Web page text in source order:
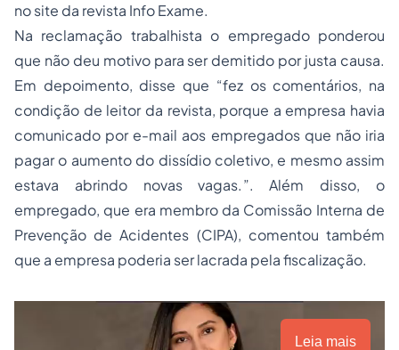
no site da revista Info Exame.
Na reclamação trabalhista o empregado ponderou
que não deu motivo para ser demitido por justa causa.
Em depoimento, disse que “fez os comentários, na
condição de leitor da revista, porque a empresa havia
comunicado por e-mail aos empregados que não iria
pagar o aumento do dissídio coletivo, e mesmo assim
estava abrindo novas vagas.”. Além disso, o
empregado, que era membro da Comissão Interna de
Prevenção de Acidentes (CIPA), comentou também
que a empresa poderia ser lacrada pela fiscalização.
Leia mais